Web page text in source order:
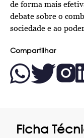
Ficha
de forma mais
debate sobre o
sociedade e ao
Compartilhar